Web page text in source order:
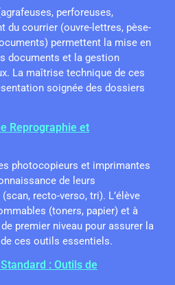
perforeuses,
du courrier (ouvre-lettres, pèse-
permettent la mise en
documents et la gestion
La maîtrise technique de ces
soignée des dossiers
Reprographie et
photocopieurs et imprimantes
de leurs
recto-verso, tri). L’élève
(toners, papier) et à
premier niveau pour assurer la
ces outils essentiels.
: Outils de